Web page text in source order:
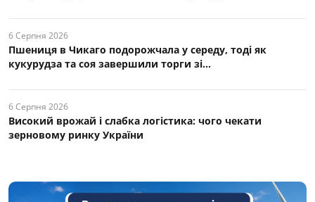
6 Серпня 2026
Пшениця в Чикаго подорожчала у середу, тоді як
кукурудза та соя завершили торги зі...
6 Серпня 2026
Високий врожай і слабка логістика: чого чекати
зерновому ринку України